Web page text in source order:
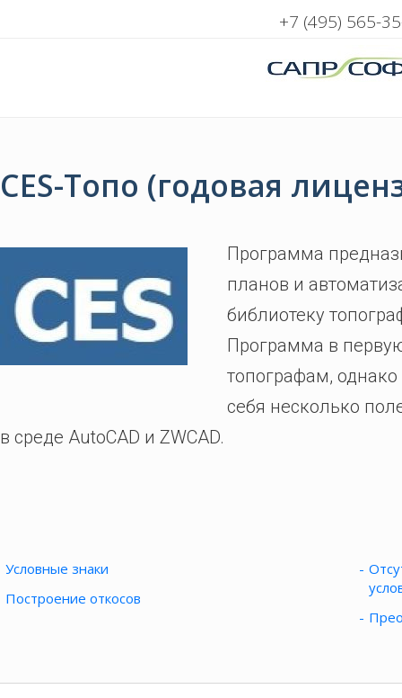
+7 (495) 565-
CES-Топо (годовая
Программа
планов и
библиотеку
Программа в
топографам,
себя несколько
в среде AutoCAD и ZWCAD.
Условные знаки
Построение откосов